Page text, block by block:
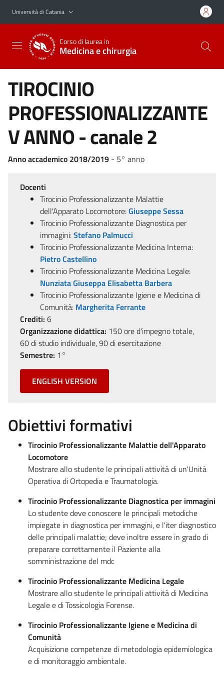
Vai al contenuto principale
Vai al menu di navigazione
Università di Catania
Corso di laurea in
Medicina e chirurgia
TIROCINIO
PROFESSIONALIZZANTE
V ANNO - canale 2
Anno accademico 2018/2019 - 5° anno
Docenti
Tirocinio Professionalizzante Malattie
dell'Apparato Locomotore:Giuseppe Sessa
Tirocinio Professionalizzante Diagnostica per
immagini:Stefano Palmucci
Tirocinio Professionalizzante Medicina Interna:
Pietro Castellino
Tirocinio Professionalizzante Medicina Legale:
Nunziata Giuseppa Elisabetta Barbera
Tirocinio Professionalizzante Igiene e Medicina di
Comunità: Margherita Ferrante
Crediti: 6
Organizzazione didattica: 150 ore d'impegno totale,
60 di studio individuale, 90 di esercitazione
Semestre: 1°
ENGLISH VERSION
Obiettivi formativi
Tirocinio Professionalizzante Malattie dell'Apparato
Locomotore
Mostrare allo studente le principali attività di un'Unità
Operativa di Ortopedia e Traumatologia.
Tirocinio Professionalizzante Diagnostica per immagini
Lo studente deve conoscere le principali metodiche
impiegate in diagnostica per immagini, e l'iter diagnostico
delle principali malattie; deve inoltre essere in grado di
preparare correttamente il Paziente alla
somministrazione del mdc
Tirocinio Professionalizzante Medicina Legale
Mostrare allo studente le principali attività di Medicina
Legale e di Tossicologia Forense.
Tirocinio Professionalizzante Igiene e Medicina di
Comunità
Acquisizione competenze di metodologia epidemiologica
e di monitoraggio ambientale.